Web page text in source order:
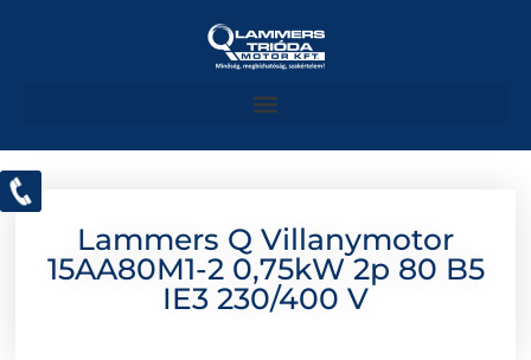
Lammers Q Villanymotor
15AA80M1-2 0,75kW 2p 80 B5
IE3 230/400 V